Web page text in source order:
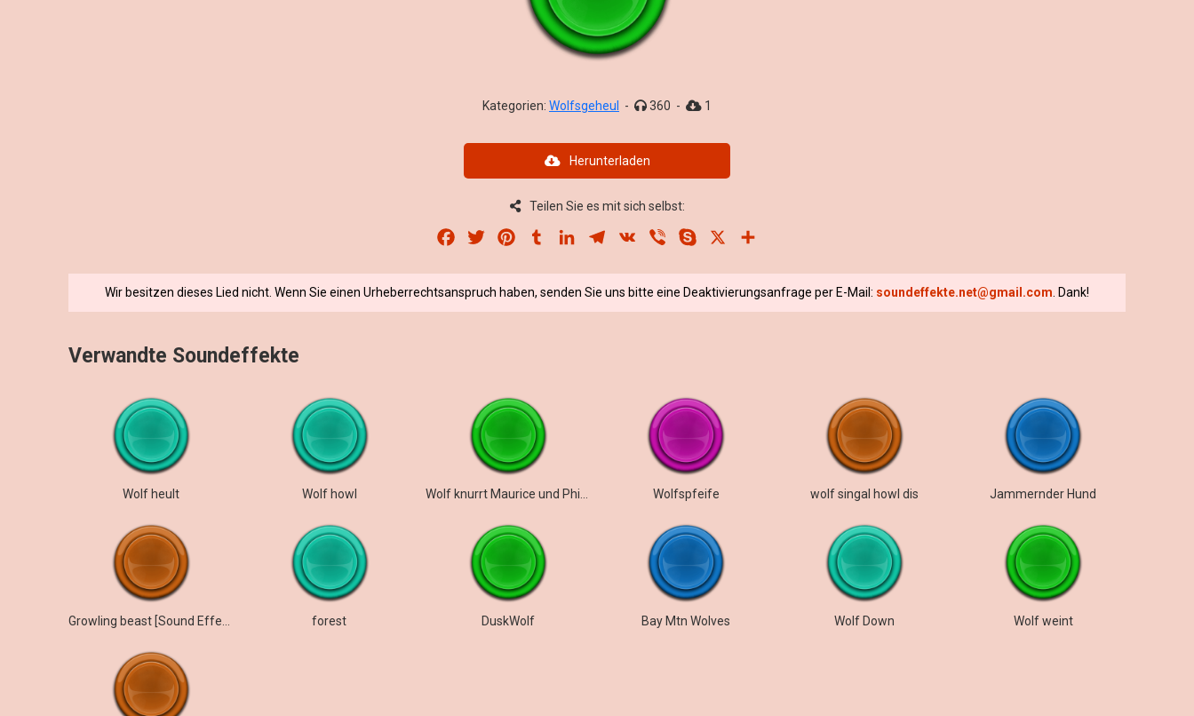
Kategorien: Wolfsgeheul - 360 - 1
Herunterladen
Teilen Sie es mit sich selbst:
Facebook
Twitter PinterestTumblrLinkedInTelegram
VK Viber Skype
Wir besitzen dieses Lied nicht. Wenn Sie einen Urheberrechtsanspruch haben, senden Sie uns bitte eine Deaktivierungsanfrage per E-Mail: soundeffekte.net@gmail.com . Dank!
Verwandte Soundeffekte
Wolf heult Wolf howl Wolfspfeife wolf singal howl dis Jammernder Hund
forest DuskWolf Bay Mtn Wolves Wolf Down Wolf weint